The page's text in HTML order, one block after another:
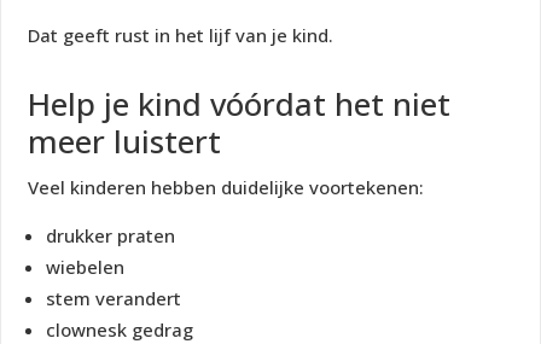
Dat geeft rust in het lijf van je kind.
Help je kind vóórdat het niet
meer luistert
Veel kinderen hebben duidelijke voortekenen:
drukker praten
wiebelen
stem verandert
clownesk gedrag